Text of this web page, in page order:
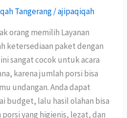
Tangerang/ajipaqiqah
orang memilih Layanan
ketersediaan paket dengan
sangat cocok untuk acara
karena jumlah porsi bisa
undangan. Anda dapat
budget, lalu hasil olahan bisa
yang higienis, lezat, dan